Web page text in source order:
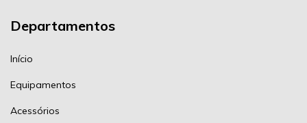
Departamentos
Início
Equipamentos
Acessórios